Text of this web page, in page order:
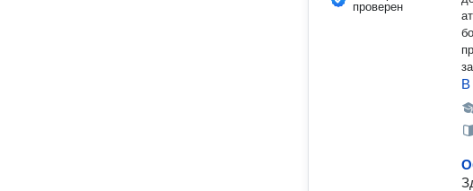
проверен
В